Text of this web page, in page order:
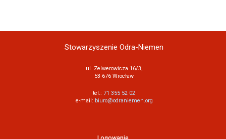
Stowarzyszenie Odra-Niemen
ul. Zelwerowicza 16/3,
53-676 Wrocław
tel.: 71 355 52 02
e-mail: biuro@odraniemen.org